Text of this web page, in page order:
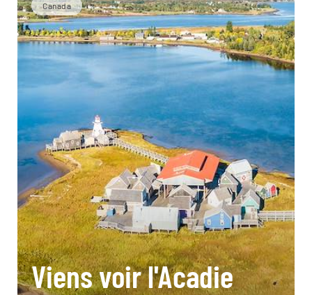
Canada
Viens voir l'Acadie